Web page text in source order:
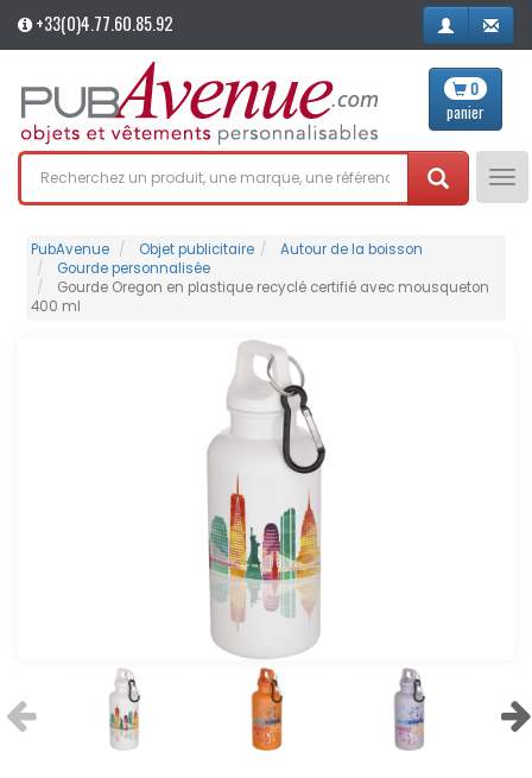
+33(0)4.77.60.85.92
0
panier
PubAvenue Objet publicitaire
Autour de la boisson
Gourde personnalisée
Gourde Oregon en plastique recyclé certifié avec mousqueton
400 ml